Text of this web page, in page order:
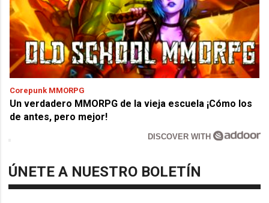
Corepunk MMORPG
Un verdadero MMORPG de la vieja escuela ¡Cómo los
de antes, pero mejor!
DISCOVER WITH
ÚNETE A NUESTRO BOLETÍN